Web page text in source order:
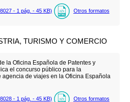
- 1 pág. - 45 KB) Otros formatos
TURISMO Y COMERCIO
la Oficina Española de Patentes y
el concurso público para la
de viajes en la Oficina Española
- 1 pág. - 45 KB) Otros formatos